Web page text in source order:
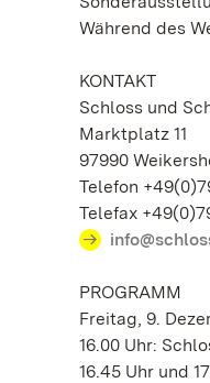
Während des
KONTAKT
Schloss und
Marktplatz 11
97990
Telefon
Telefax
PROGRAMM
Freitag, 9.
16.00 Uhr:
16.45 Uhr und